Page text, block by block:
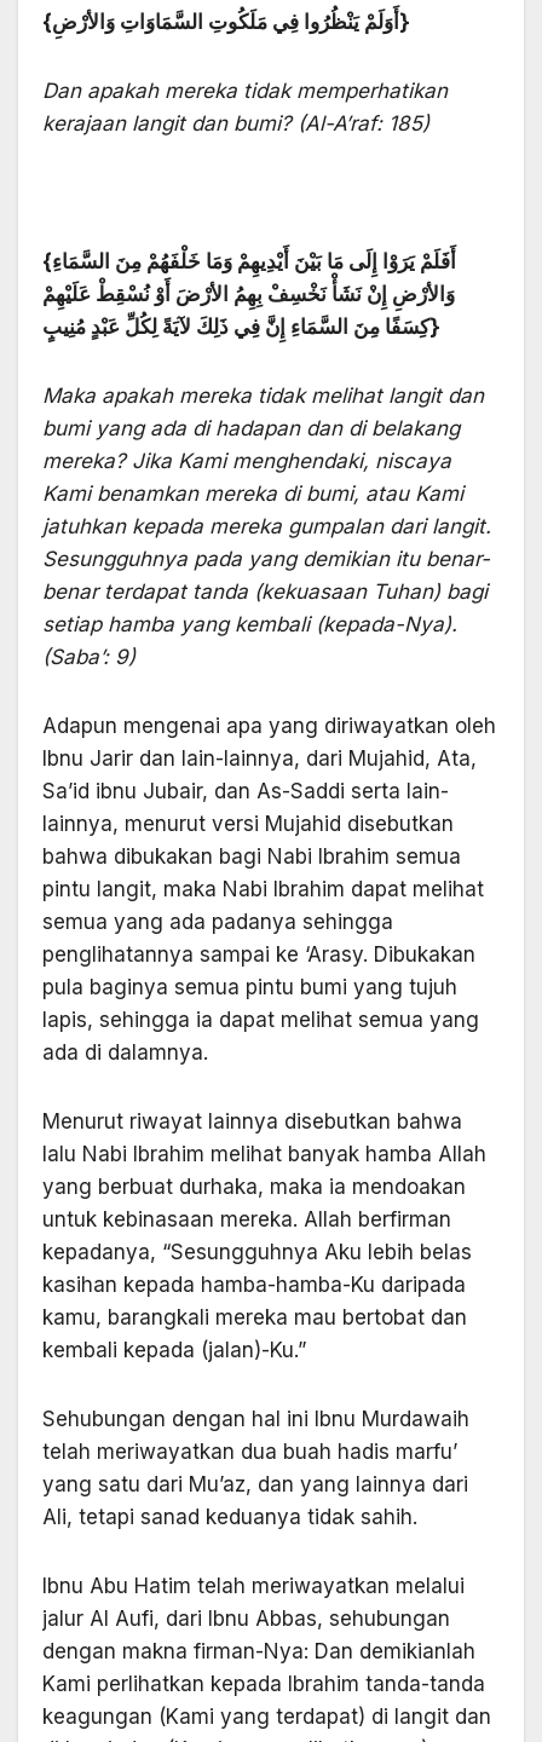
{أَوَلَمْ يَنْظُرُوا فِي مَلَكُوتِ السَّمَاوَاتِ وَالأرْضِ}
Dan apakah mereka tidak memperhatikan
kerajaan langit dan bumi? (Al-A’raf: 185)
{أَفَلَمْ يَرَوْا إِلَى مَا بَيْنَ أَيْدِيهِمْ وَمَا خَلْفَهُمْ مِنَ السَّمَاءِ
وَالأرْضِ إِنْ نَشَأْ نَخْسِفْ بِهِمُ الأرْضَ أَوْ نُسْقِطْ عَلَيْهِمْ
كِسَفًا مِنَ السَّمَاءِ إِنَّ فِي ذَلِكَ لآيَةً لِكُلِّ عَبْدٍ مُنِيبٍ}
Maka apakah mereka tidak melihat langit dan
bumi yang ada di hadapan dan di belakang
mereka? Jika Kami menghendaki, niscaya
Kami benamkan mereka di bumi, atau Kami
jatuhkan kepada mereka gumpalan dari langit.
Sesungguhnya pada yang demikian itu benar-
benar terdapat tanda (kekuasaan Tuhan) bagi
setiap hamba yang kembali (kepada-Nya).
(Saba’: 9)
Adapun mengenai apa yang diriwayatkan oleh
Ibnu Jarir dan lain-lainnya, dari Mujahid, Ata,
Sa’id ibnu Jubair, dan As-Saddi serta lain-
lainnya, menurut versi Mujahid disebutkan
bahwa dibukakan bagi Nabi Ibrahim semua
pintu langit, maka Nabi Ibrahim dapat melihat
semua yang ada padanya sehingga
penglihatannya sampai ke ‘Arasy. Dibukakan
pula baginya semua pintu bumi yang tujuh
lapis, sehingga ia dapat melihat semua yang
ada di dalamnya.
Menurut riwayat lainnya disebutkan bahwa
lalu Nabi Ibrahim melihat banyak hamba Allah
yang berbuat durhaka, maka ia mendoakan
untuk kebinasaan mereka. Allah berfirman
kepadanya, “Sesungguhnya Aku lebih belas
kasihan kepada hamba-hamba-Ku daripada
kamu, barangkali mereka mau bertobat dan
kembali kepada (jalan)-Ku.”
Sehubungan dengan hal ini Ibnu Murdawaih
telah meriwayatkan dua buah hadis marfu’
yang satu dari Mu’az, dan yang lainnya dari
Ali, tetapi sanad keduanya tidak sahih.
Ibnu Abu Hatim telah meriwayatkan melalui
jalur Al Aufi, dari Ibnu Abbas, sehubungan
dengan makna firman-Nya: Dan demikianlah
Kami perlihatkan kepada Ibrahim tanda-tanda
keagungan (Kami yang terdapat) di langit dan